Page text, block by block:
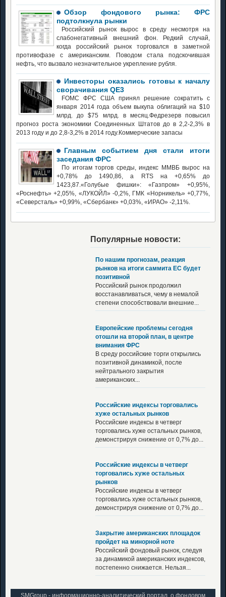
Обзор фондового рынка: ФРС
подтолкнула рынки
Российский рынок вырос в среду несмотря на
слабонегативный внешний фон. Редкий случай,
когда российский рынок торговался в заметной
противофазе с американским. Поводом стала подскочившая
нефть, что вызвало незначительное укрепление рубля.
Инвесторы оказались готовы к началу
сворачивания QE3
FOMC ФРС США принял решение сократить с
января 2014 года объем выкупа облигаций на $10
млрд. до $75 млрд. в месяц.Федрезерв повысил
прогноз роста экономики Соединенных Штатов до в 2,2-2,3% в
2013 году и до 2,8-3,2% в 2014 году.Коммерческие запасы
Главным событием дня стали итоги
заседания ФРС
По итогам торгов среды, индекс ММВБ вырос на
+0,78% до 1490,86, а RTS на +0,65% до
1423,87.«Голубые фишки»: «Газпром» +0,95%,
«Роснефть» +2,05%, «ЛУКОЙЛ» -0,2%, ГМК «Норникель» +0,77%,
«Северсталь» +0,99%, «Сбербанк» +0,03%, «ИРАО» -2,11%.
Популярные новости:
По нашим прогнозам, реакция
рынков на итоги саммита ЕС будет
позитивной
Российский рынок продолжил
восстанавливаться, чему в немалой
степени способствовали внешние...
Европейские проблемы сегодня
отошли на второй план, в центре
внимания ФРС
В среду российские торги открылись
позитивной динамикой, после
нейтрального закрытия
американских...
Российские индексы торговались
хуже остальных рынков
Российские индексы в четверг
торговались хуже остальных рынков,
демонстрируя снижение от 0,7% до...
Российские индексы в четверг
торговались хуже остальных
рынков
Российские индексы в четверг
торговались хуже остальных рынков,
демонстрируя снижение от 0,7% до...
Закрытие американских площадок
пройдет на минорной ноте
Российский фондовый рынок, следуя
за динамикой американских индексов,
постепенно снижается. Нельзя...
SMGroup - информационно-аналитический портал, о фондовом